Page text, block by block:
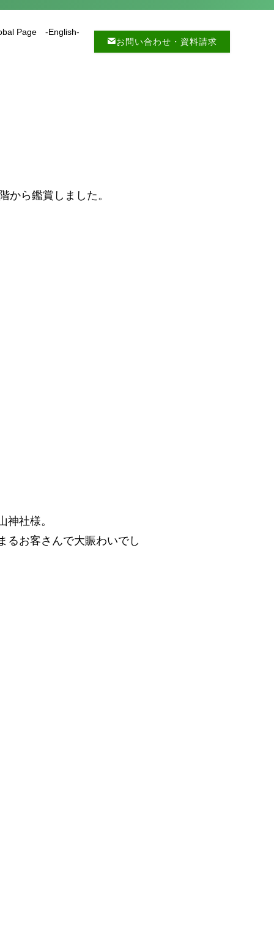
Page -English-
お問い合わせ・資料請求
から鑑賞しました。
社様。
るお客さんで大賑わいでし